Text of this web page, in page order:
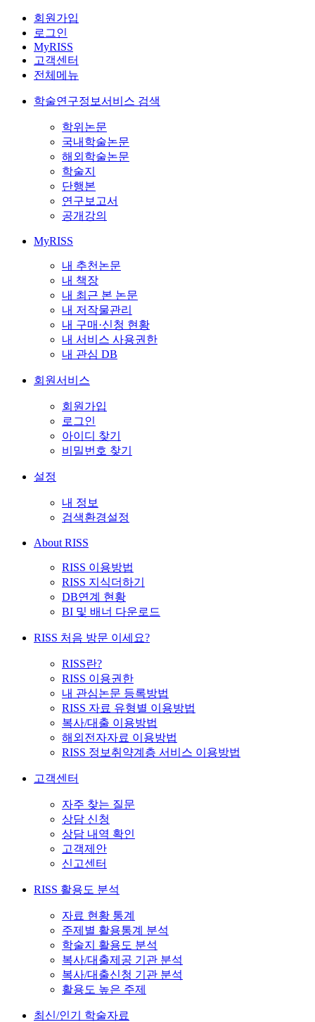
회원가입
로그인
MyRISS
고객센터
전체메뉴
학술연구정보서비스 검색
학위논문
국내학술논문
해외학술논문
학술지
단행본
연구보고서
공개강의
MyRISS
내 추천논문
내 책장
내 최근 본 논문
내 저작물관리
내 구매·신청 현황
내 서비스 사용권한
내 관심 DB
회원서비스
회원가입
로그인
아이디 찾기
비밀번호 찾기
설정
내 정보
검색환경설정
About RISS
RISS 이용방법
RISS 지식더하기
DB연계 현황
BI 및 배너 다운로드
RISS 처음 방문 이세요?
RISS란?
RISS 이용권한
내 관심논문 등록방법
RISS 자료 유형별 이용방법
복사/대출 이용방법
해외전자자료 이용방법
RISS 정보취약계층 서비스 이용방법
고객센터
자주 찾는 질문
상담 신청
상담 내역 확인
고객제안
신고센터
RISS 활용도 분석
자료 현황 통계
주제별 활용통계 분석
학술지 활용도 분석
복사/대출제공 기관 분석
복사/대출신청 기관 분석
활용도 높은 주제
최신/인기 학술자료